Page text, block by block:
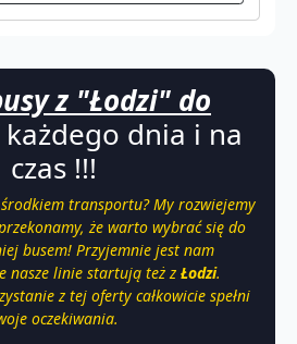
z "Łodzi" do
każdego dnia i na
czas !!!
transportu? My rozwiejemy
że warto wybrać się do
busem! Przyjemnie jest nam
nasze linie startują też z Łodzi.
z tej oferty całkowicie spełni
oczekiwania.